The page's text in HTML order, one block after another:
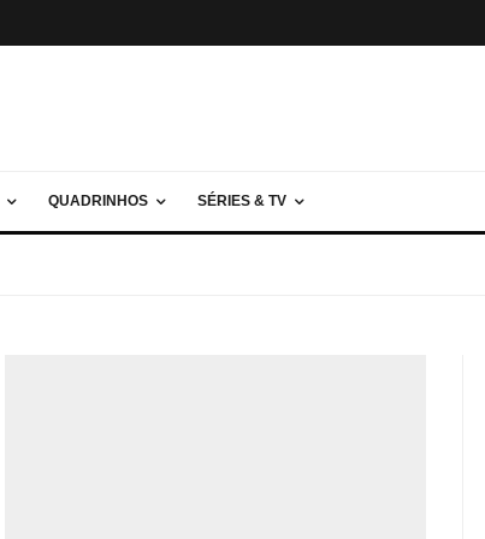
QUADRINHOS SÉRIES & TV